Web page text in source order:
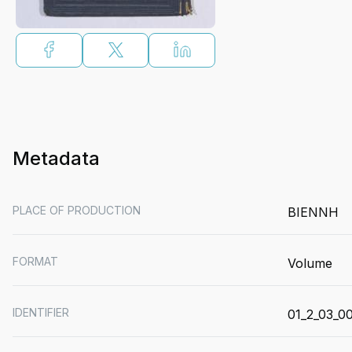
Metadata
PLACE OF PRODUCTION ΒΙΕΝΝΗ
FORMAT Volume
IDENTIFIER